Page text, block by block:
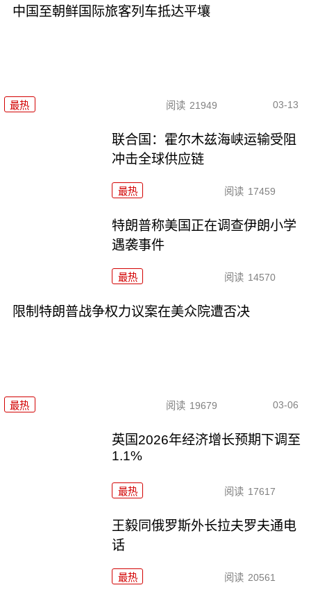
中国至朝鲜国际旅客列车抵达平壤
最热 阅读 21949 03-13
联合国：霍尔木兹海峡运输受阻
冲击全球供应链
最热 阅读 17459
特朗普称美国正在调查伊朗小学
遇袭事件
最热 阅读 14570
限制特朗普战争权力议案在美众院遭否决
最热 阅读 19679 03-06
英国2026年经济增长预期下调至
1.1%
最热 阅读 17617
王毅同俄罗斯外长拉夫罗夫通电
话
最热 阅读 20561